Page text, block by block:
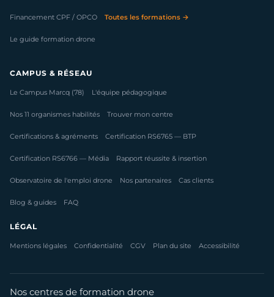
Financement CPF / OPCO Toutes les formations →
Le guide formation drone
CAMPUS & RÉSEAU
Le Campus Marcq (78) L'équipe pédagogique
Nos 11 organismes habilités Trouver mon centre
Certifications & agréments Certification RS6765 — BTP
Certification RS6766 — Média Rapport réussite & insertion
Observatoire de l'emploi drone Nos partenaires Cas clients
Blog & guides FAQ
LÉGAL
Mentions légales Confidentialité CGV Plan du site Accessibilité
Nos centres de formation drone